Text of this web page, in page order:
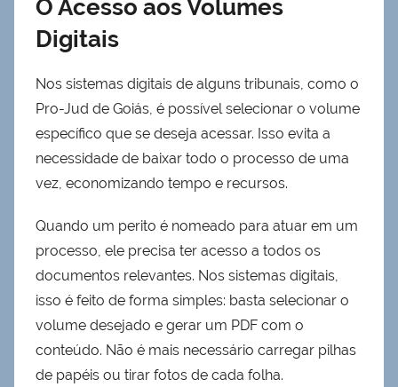
O Acesso aos Volumes
Digitais
Nos sistemas digitais de alguns tribunais, como o
Pro-Jud de Goiás, é possível selecionar o volume
específico que se deseja acessar. Isso evita a
necessidade de baixar todo o processo de uma
vez, economizando tempo e recursos.
Quando um perito é nomeado para atuar em um
processo, ele precisa ter acesso a todos os
documentos relevantes. Nos sistemas digitais,
isso é feito de forma simples: basta selecionar o
volume desejado e gerar um PDF com o
conteúdo. Não é mais necessário carregar pilhas
de papéis ou tirar fotos de cada folha.